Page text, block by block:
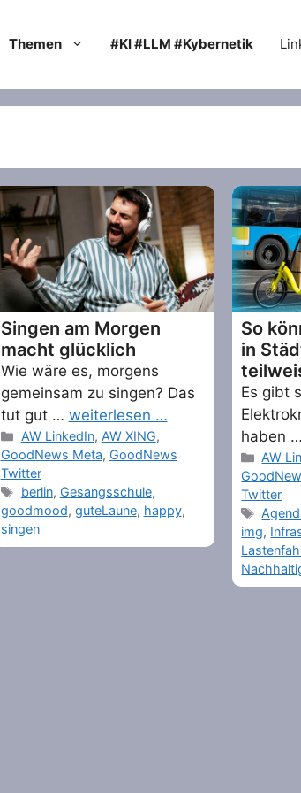
Themen #KI #LLM #Kybernetik
Singen am Morgen
macht glücklich
Wie wäre es, morgens
gemeinsam zu singen? Das
tut gut … weiterlesen …
Categories
AW LinkedIn, AW XING,
GoodNews Meta, GoodNews
Twitter
Tags
berlin, Gesangsschule,
goodmood, guteLaune, happy,
singen
So
in
Es gibt
haben
AW
Twitter
Tags
img,